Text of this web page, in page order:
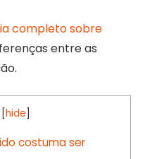
completo sobre
entre as
hide
costuma ser